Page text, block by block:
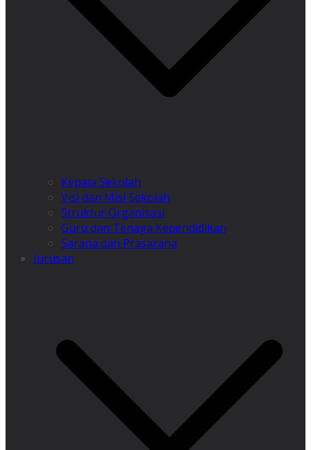
Kepala Sekolah
Visi dan Misi Sekolah
Struktur Organisasi
Guru dan Tenaga Kependidikan
Sarana dan Prasarana
Jurusan